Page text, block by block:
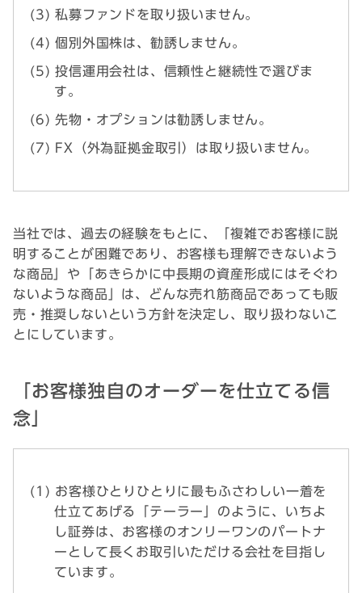
私募ファンドを取り扱いません。
個別外国株は、勧誘しません。
投信運用会社は、信頼性と継続性で選びま
す。
先物・オプションは勧誘しません。
FX（外為証拠金取引）は取り扱いません。
当社では、過去の経験をもとに、「複雑でお客様に説
明することが困難であり、お客様も理解できないよう
な商品」や「あきらかに中長期の資産形成にはそぐわ
ないような商品」は、どんな売れ筋商品であっても販
売・推奨しないという方針を決定し、取り扱わないこ
とにしています。
「お客様独自のオーダーを仕立てる信
念」
お客様ひとりひとりに最もふさわしい一着を
仕立てあげる「テーラー」のように、いちよ
し証券は、お客様のオンリーワンのパートナ
ーとして長くお取引いただける会社を目指し
ています。